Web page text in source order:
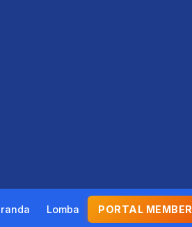
Lomba PORTAL MEMBER